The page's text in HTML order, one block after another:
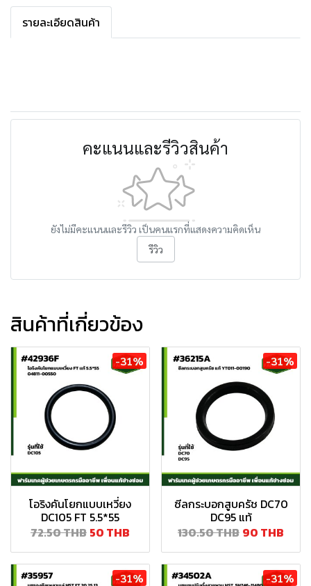
รายละเอียดสินค้า
คะแนนและรีวิวสินค้า
ยังไม่มีคะแนนและรีวิว เป็นคนแรกที่แสดงความคิดเห็น
รีวิว
สินค้าที่เกี่ยวข้อง
-31%
โอริงคันโยกแบบเหวี่ยง
DC105 FT 5.5*55
72.50 THB 50 THB
-31%
ซีลกระบอกสูบครัช DC70
DC95 แท้
130.50 THB 90 THB
-31% -31%